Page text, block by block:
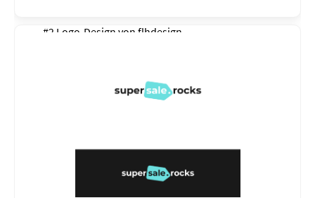
#2 Logo-Design von flhdesign